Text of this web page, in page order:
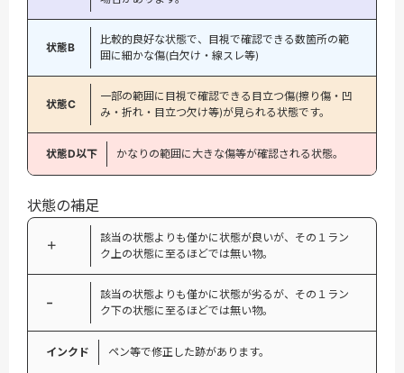
状態B
比較的良好な状態で、目視で確認できる数箇所の範
囲に細かな傷(白欠け・線スレ等)
状態C
一部の範囲に目視で確認できる目立つ傷(擦り傷・凹
み・折れ・目立つ欠け等)が見られる状態です。
状態D以下 かなりの範囲に大きな傷等が確認される状態。
状態の補足
＋
該当の状態よりも僅かに状態が良いが、その１ラン
ク上の状態に至るほどでは無い物。
−
該当の状態よりも僅かに状態が劣るが、その１ラン
ク下の状態に至るほどでは無い物。
インクド ペン等で修正した跡があります。